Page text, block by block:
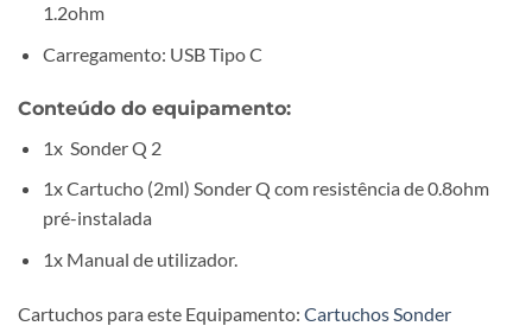
1.2ohm
Carregamento: USB Tipo C
Conteúdo do equipamento:
1x Sonder Q 2
1x Cartucho (2ml) Sonder Q com resistência de 0.8ohm
pré-instalada
1x Manual de utilizador.
Cartuchos para este Equipamento: Cartuchos Sonder